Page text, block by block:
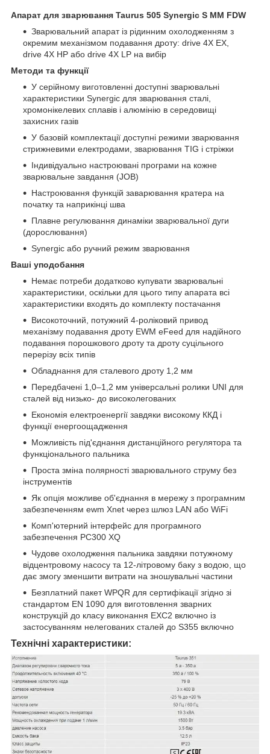
Апарат для зварювання Taurus 505 Synergic S MM FDW
Зварювальний апарат із рідинним охолодженням з
окремим механізмом подавання дроту: drive 4X EX,
drive 4X HP або drive 4X LP на вибір
Методи та функції
У серійному виготовленні доступні зварювальні
характеристики Synergic для зварювання сталі,
хромонікелевих сплавів і алюмінію в середовищі
захисних газів
У базовій комплектації доступні режими зварювання
стрижневими електродами, зварювання TIG і стріжки
Індивідуально настроювані програми на кожне
зварювальне завдання (JOB)
Настроювання функцій заварювання кратера на
початку та наприкінці шва
Плавне регулювання динаміки зварювальної дуги
(дорослювання)
Synergic або ручний режим зварювання
Ваші уподобання
Немає потреби додатково купувати зварювальні
характеристики, оскільки для цього типу апарата всі
характеристики входять до комплекту постачання
Високоточний, потужний 4-роліковий привод
механізму подавання дроту EWM eFeed для надійного
подавання порошкового дроту та дроту суцільного
перерізу всіх типів
Обладнання для сталевого дроту 1,2 мм
Передбачені 1,0–1,2 мм універсальні ролики UNI для
сталей від низько- до високолегованих
Економія електроенергії завдяки високому ККД і
функції енергоощадження
Можливість під'єднання дистанційного регулятора та
функціонального пальника
Проста зміна полярності зварювального струму без
інструментів
Як опція можливе об'єднання в мережу з програмним
забезпеченням ewm Xnet через шлюз LAN або WiFi
Комп'ютерний інтерфейс для програмного
забезпечення PC300 XQ
Чудове охолодження пальника завдяки потужному
відцентровому насосу та 12-літровому баку з водою, що
дає змогу зменшити витрати на зношувальні частини
Безплатний пакет WPQR для сертифікації згідно зі
стандартом EN 1090 для виготовлення зварних
конструкцій до класу виконання EXC2 включно із
застосуванням нелегованих сталей до S355 включно
Технічні характеристики: